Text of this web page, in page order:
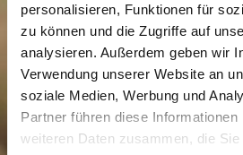
personalisieren, Funktionen für
zu können und die Zugriffe auf
analysieren. Außerdem geben wir
Verwendung unserer Website an
soziale Medien, Werbung und
Partner führen diese
weiteren Daten zusammen, die